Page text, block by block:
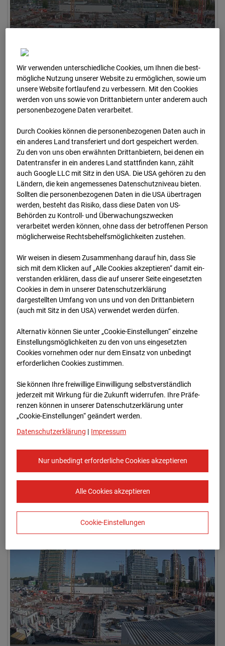
30.04.2026 06:30
30.04.2026 07:00
30.04.2026 07:30
30.04.2026 08:00
Wir verwenden unterschiedliche Cookies, um Ihnen die best­
mögliche Nutzung unserer Website zu ermöglichen, sowie um
unsere Website fortlaufend zu verbessern. Mit den Cookies
werden von uns sowie von Drittanbietern unter anderem auch
personenbezogene Daten verarbeitet.
Durch Cookies können die personenbezogenen Daten auch in
ein anderes Land transferiert und dort gespeichert werden.
Zu den von uns oben erwähnten Drittanbietern, bei denen ein
Datentransfer in ein anderes Land stattfinden kann, zählt
auch Google LLC mit Sitz in den USA. Die USA gehören zu den
Ländern, die kein angemessenes Datenschutzniveau bieten.
Sollten die personenbezogenen Daten in die USA übertragen
werden, besteht das Risiko, dass diese Daten von US-
Behörden zu Kontroll- und Überwachungszwecken
verarbeitet werden können, ohne dass der betroffenen Person
möglicherweise Rechtsbehelfsmöglichkeiten zustehen.
Wir weisen in diesem Zusammenhang darauf hin, dass Sie
sich mit dem Klicken auf „Alle Cookies akzeptieren“ damit ein­
ver­standen erklären, dass die auf unserer Seite eingesetzten
Cookies in dem in unserer Datenschutzerklärung
dargestellten Umfang von uns und von den Drittanbietern
(auch mit Sitz in den USA) verwendet werden dürfen.
Alternativ können Sie unter „Cookie-Einstellungen“ einzelne
Einstellungsmöglichkeiten zu den von uns eingesetzten
Cookies vornehmen oder nur dem Einsatz von unbedingt
erforderlichen Cookies zustimmen.
Sie können Ihre freiwillige Einwilligung selbstverständlich
jederzeit mit Wirkung für die Zukunft widerrufen. Ihre Prä­fe­
renzen können in unserer Datenschutzerklärung unter
„Cookie-Einstellungen“ geändert werden.
Datenschutzerklärung | Impressum
Nur unbedingt erforderliche Cookies akzeptieren
Alle Cookies akzeptieren
Cookie-Einstellungen